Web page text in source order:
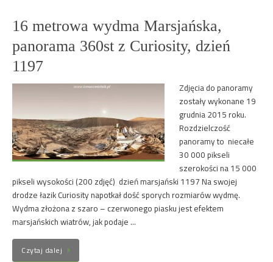
16 metrowa wydma Marsjańska,
panorama 360st z Curiosity, dzień
1197
Zdjęcia do panoramy
zostały wykonane 19
grudnia 2015 roku.
Rozdzielczość
panoramy to niecałe
30 000 pikseli
szerokości na 15 000
pikseli wysokości (200 zdjęć) dzień marsjański 1197 Na swojej
drodze łazik Curiosity napotkał dość sporych rozmiarów wydmę.
Wydma złożona z szaro – czerwonego piasku jest efektem
marsjańskich wiatrów, jak podaje …
Czytaj dalej